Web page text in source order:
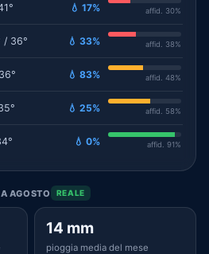
💧 17% affid. 30%
/ 36° 💧 33% affid. 38%
💧 83% affid. 48%
💧 25% affid. 58%
💧 0% affid. 91%
AGOSTO REALE
14 mm
pioggia media del mese